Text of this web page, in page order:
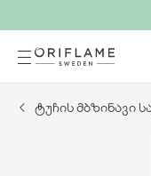
ტუჩის მბზინავი